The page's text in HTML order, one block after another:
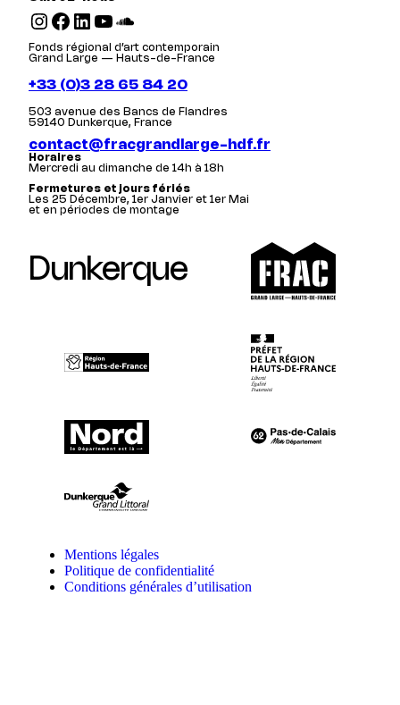
Instagram Facebook LinkedIn YouTube SoundCloud
Fonds régional d’art contemporain
Grand Large — Hauts-de-France
+33 (0)3 28 65 84 20
503 avenue des Bancs de Flandres
59140 Dunkerque, France
contact@fracgrandlarge-hdf.fr
Horaires
Mercredi au dimanche de 14h à 18h
Fermetures et jours fériés
Les 25 Décembre, 1er Janvier et 1er Mai
et en périodes de montage
Dunkerque
Mentions légales
Politique de confidentialité
Conditions générales d’utilisation